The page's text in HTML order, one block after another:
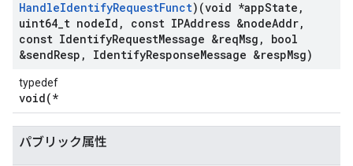
HandleIdentifyRequestFunct)(void *appState ,
uint64 t nodeId , const IPAddress &nodeAddr,
const IdentifyRequestMessage &reqMsg ,
bool
&sendResp , IdentifyResponseMessage &respMsg)
typedef
void(*
パブリック属性